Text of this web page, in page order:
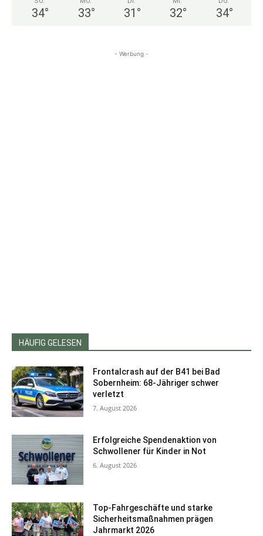
34° 33° 31 ° 32° 34°
- Werbung -
HÄUFIG GELESEN
Frontalcrash auf der B41 bei Bad
Sobernheim: 68-Jähriger schwer
verletzt
7. August 2026
Erfolgreiche Spendenaktion von
Schwollener für Kinder in Not
6. August 2026
Top-Fahrgeschäfte und starke
Sicherheitsmaßnahmen prägen
Jahrmarkt 2026